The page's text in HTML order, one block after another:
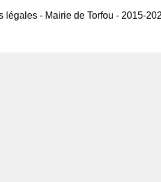
légales - Mairie de Torfou - 2015-